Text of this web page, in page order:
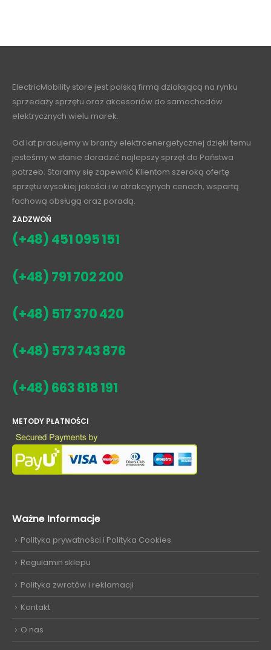
ElectricMobility.store jest polską firmą działającą na rynku
sprzedaży sprzętu oraz akcesoriów do samochodów
elektrycznych wielu marek.
Od lat pracujemy w branży elektroenergetycznej dzięki temu
jesteśmy w stanie doradzić najlepszy sprzęt do Państwa
potrzeb. Staramy się zapewnić Klientom szeroką ofertę
sprzętu wysokiej jakości i w atrakcyjnych cenach, wspartą
fachową obsługą oraz poradą.
ZADZWOŃ
(+48) 451 095 151
(+48) 791 702 200
(+48) 517 370 420
(+48) 573 743 876
(+48) 663 818 191
METODY PŁATNOŚCI
Ważne Informacje
Polityka prywatności i Polityka Cookies
Regulamin sklepu
Polityka zwrotów i reklamacji
Kontakt
O nas